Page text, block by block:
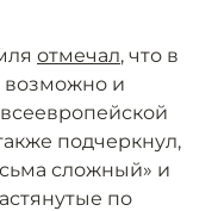
отмечал, что в
возможно и
подчеркнул,
сложный» и
по